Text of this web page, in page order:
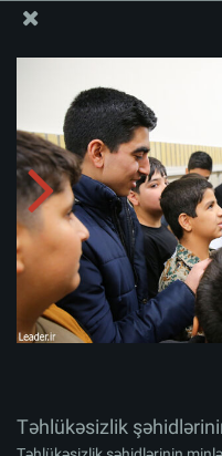
Təhlükəsizlik
Təhlükəsizlik